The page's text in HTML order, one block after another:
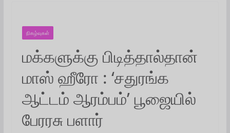
நிகழ்வுகள்
மக்களுக்கு பிடித்தால்தான்
மாஸ் ஹீரோ : ‘சதுரங்க
ஆட்டம் ஆரம்பம்’ பூஜையில்
பேரரசு பளார்